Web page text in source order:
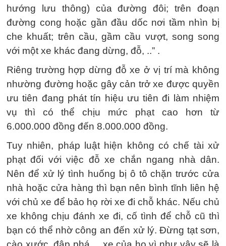
hướng lưu thông) của đường đôi; trên đoạn
đường cong hoặc gần đầu dốc nơi tầm nhìn bị
che khuất; trên cầu, gầm cầu vượt, song song
với một xe khác đang dừng, đỗ, ..” .
Riêng trường hợp dừng đỗ xe ở vị trí mà không
nhường đường hoặc gây cản trở xe được quyền
ưu tiên đang phát tín hiệu ưu tiên đi làm nhiệm
vụ thì có thể chịu mức phạt cao hơn từ
6.000.000 đồng đến 8.000.000 đồng.
Tuy nhiên, pháp luật hiện không có chế tài xử
phạt đối với việc đỗ xe chắn ngang nhà dân.
Nên để xử lý tình huống bị ô tô chặn trước cửa
nhà hoặc cửa hàng thì bạn nên bình tĩnh liên hệ
với chủ xe để bảo họ rời xe đi chỗ khác. Nếu chủ
xe không chịu đánh xe đi, cố tình để chỗ cũ thì
bạn có thể nhờ công an đến xử lý. Đừng tạt sơn,